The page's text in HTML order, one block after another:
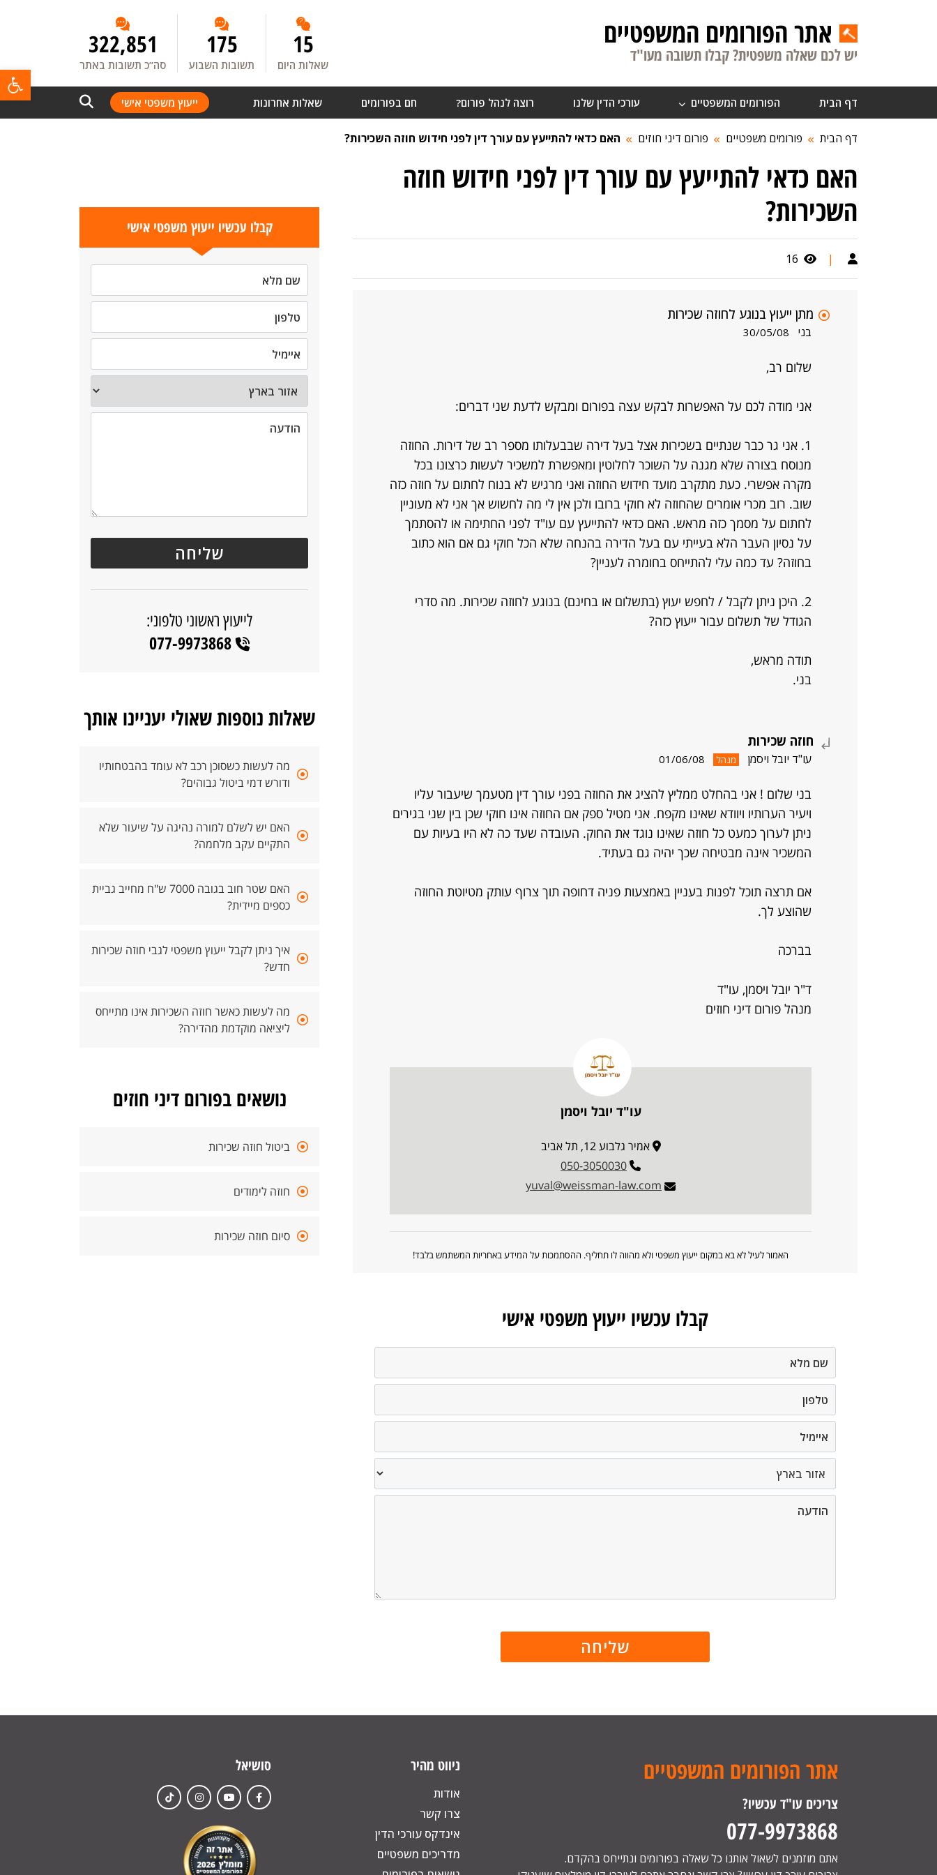
אתר הפורומים המשפטיים
יש לכם שאלה משפטית? קבלו תשובה מעו"ד 15
שאלות היום
175
תשובות השבוע
322,851
סה”כ תשובות באתר
דף הבית הפורומים המשפטיים עורכי הדין שלנו רוצה לנהל פורום? חם בפורומים שאלות אחרונות ייעוץ משפטי אישי
דף הבית פורומים משפטיים פורום דיני חוזים האם כדאי להתייעץ עם עורך דין לפני חידוש חוזה השכירות?
האם כדאי להתייעץ עם עורך דין לפני חידוש חוזה
השכירות?
|
16
מתן ייעוץ בנוגע לחוזה שכירות
בני 30/05/08
שלום רב,
אני מודה לכם על האפשרות לבקש עצה בפורום ומבקש לדעת שני דברים:
1. אני גר כבר שנתיים בשכירות אצל בעל דירה שבבעלותו מספר רב של דירות. החוזה
מנוסח בצורה שלא מגנה על השוכר לחלוטין ומאפשרת למשכיר לעשות כרצונו בכל
מקרה אפשרי. כעת מתקרב מועד חידוש החוזה ואני מרגיש לא בנוח לחתום על חוזה כזה
שוב. רוב מכרי אומרים שהחוזה לא חוקי ברובו ולכן אין לי מה לחשוש אך אני לא מעוניין
לחתום על מסמך כזה מראש. האם כדאי להתייעץ עם עו"ד לפני החתימה או להסתמך
על נסיון העבר הלא בעייתי עם בעל הדירה בהנחה שלא הכל חוקי גם אם הוא כתוב
בחוזה? עד כמה עלי להתייחס בחומרה לעניין?
2. היכן ניתן לקבל / לחפש יעוץ (בתשלום או בחינם) בנוגע לחוזה שכירות. מה סדרי
הגודל של תשלום עבור ייעוץ כזה?
תודה מראש,
בני.
חוזה שכירות
עו"ד יובל ויסמן מנהל 01/06/08
בני שלום ! אני בהחלט ממליץ להציג את החוזה בפני עורך דין מטעמך שיעבור עליו
ויעיר הערותיו ויוודא שאינו מקפח. אני מטיל ספק אם החוזה אינו חוקי שכן בין שני בגירים
ניתן לערוך כמעט כל חוזה שאינו נוגד את החוק. העובדה שעד כה לא היו בעיות עם
המשכיר אינה מבטיחה שכך יהיה גם בעתיד.
אם תרצה תוכל לפנות בעניין באמצעות פניה דחופה תוך צרוף עותק מטיוטת החוזה
שהוצע לך.
בברכה
ד"ר יובל ויסמן, עו"ד
מנהל פורום דיני חוזים
עו"ד יובל ויסמן
אמיר גלבוע 12, תל אביב
050-3050030
yuval@weissman-law.com
האמור לעיל לא בא במקום ייעוץ משפטי ולא מהווה לו תחליף. ההסתמכות על המידע באחריות המשתמש בלבד!
קבלו עכשיו ייעוץ משפטי אישי
קבלו עכשיו ייעוץ משפטי אישי
לייעוץ ראשוני טלפוני:
077-9973868
שאלות נוספות שאולי יעניינו אותך
מה לעשות כשסוכן רכב לא עומד בהבטחותיו
ודורש דמי ביטול גבוהים?
האם יש לשלם למורה נהיגה על שיעור שלא
התקיים עקב מלחמה?
האם שטר חוב בגובה 7000 ש"ח מחייב גביית
כספים מיידית?
איך ניתן לקבל ייעוץ משפטי לגבי חוזה שכירות
חדש?
מה לעשות כאשר חוזה השכירות אינו מתייחס
ליציאה מוקדמת מהדירה?
נושאים בפורום דיני חוזים
ביטול חוזה שכירות
חוזה לימודים
סיום חוזה שכירות
אתר הפורומים המשפטיים
צריכים עו"ד עכשיו?
077-9973868
אתם מוזמנים לשאול אותנו כל שאלה בפורומים ונתייחס בהקדם.
ניווט מהיר
אודות
צרו קשר
אינדקס עורכי הדין
מדריכים משפטיים
סושיאל